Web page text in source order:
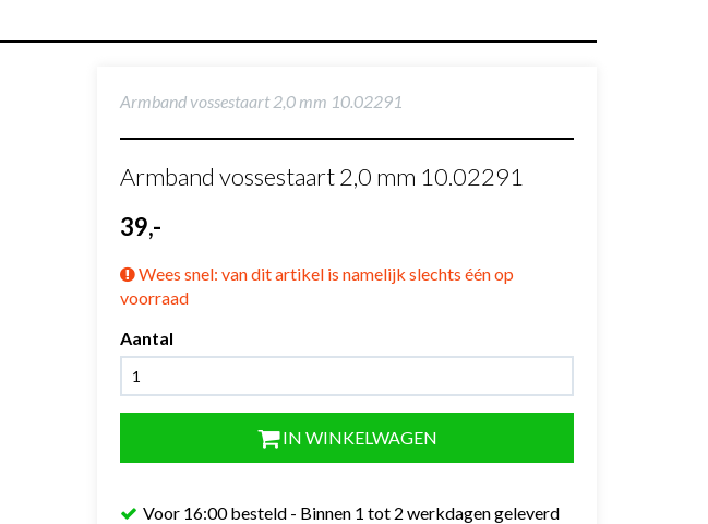
Armband vossestaart 2,0 mm 10.02291
Armband vossestaart 2,0 mm 10.02291
39,-
Wees snel: van dit artikel is namelijk slechts één op
voorraad
Aantal
IN WINKELWAGEN
Voor 16:00 besteld - Binnen 1 tot 2 werkdagen geleverd